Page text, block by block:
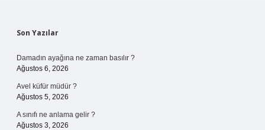
Sidebar
Son Yazılar
Damadın ayağına ne zaman basılır ?
Ağustos 6, 2026
Avel küfür müdür ?
Ağustos 5, 2026
A sınıfı ne anlama gelir ?
Ağustos 3, 2026